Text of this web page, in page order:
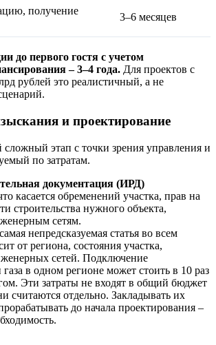
получение
3–6 месяцев
до первого гостя с учетом
– 3–4 года. Для проектов с
рублей это реалистичный, а не
и проектирование
этап с точки зрения управления и
по затратам.
документация (ИРД)
касается обременений участка, прав на
строительства нужного объекта,
сетям.
непредсказуемая статья во всем
от региона, состояния участка,
сетей. Подключение
газа в одном регионе может стоить в 10 раз
Эти затраты не входят в общий бюджет
считаются отдельно. Закладывать их
до начала проектирования –